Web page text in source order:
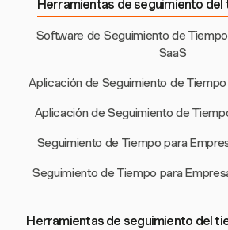
Herramientas de seguimiento del
Software de Seguimiento de
SaaS
Aplicación de Seguimiento de
Aplicación de Seguimiento de
Seguimiento de Tiempo para
Seguimiento de Tiempo para
Herramientas de seguimiento del